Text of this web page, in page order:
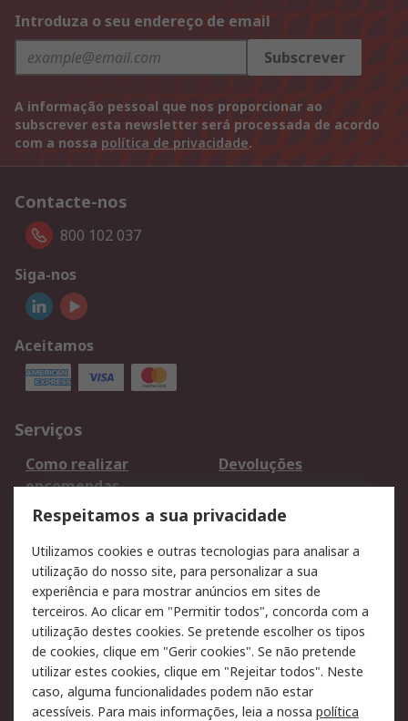
Introduza o seu endereço de email
Subscrever
A informação pessoal que nos proporcionar ao
subscrever esta newsletter será processada de acordo
com a nossa política de privacidade.
Contacte-nos
800 102 037
Siga-nos
Aceitamos
Serviços
Como realizar
encomendas
Devoluções
Formas de entrega
Qualidade e ambiente
Pagamento e
faturação
Legal
Aviso legal
Política de cookies
Política de privacidade
- Atualizada
Segurança de emails
Respeitamos a sua privacidade
Utilizamos cookies e outras tecnologias para analisar a
utilização do nosso site, para personalizar a sua
experiência e para mostrar anúncios em sites de
terceiros. Ao clicar em "Permitir todos", concorda com a
utilização destes cookies. Se pretende escolher os tipos
de cookies, clique em "Gerir cookies". Se não pretende
utilizar estes cookies, clique em "Rejeitar todos". Neste
caso, alguma funcionalidades podem não estar
acessíveis. Para mais informações, leia a nossa política